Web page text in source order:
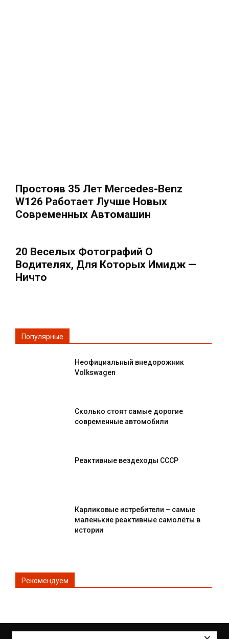
Простояв 35 Лет Mercedes-Benz
W126 Работает Лучше Новых
Современных Автомашин
20 Веселых Фотографий О
Водителях, Для Которых Имидж —
Ничто
Популярные
Неофициальный внедорожник
Volkswagen
Сколько стоят самые дорогие
современные автомобили
Реактивные вездеходы СССР
Карликовые истребители – самые
маленькие реактивные самолёты в
истории
Рекомендуем